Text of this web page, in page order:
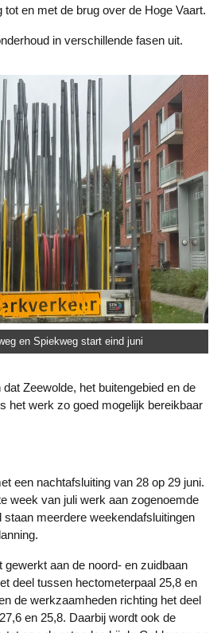
tot en met de brug over de Hoge Vaart.
in verschillende fasen uit.
en Spiekweg start eind juni
het werk zo goed mogelijk bereikbaar
week van juli werk aan zogenoemde
staan meerdere weekendafsluitingen
deel tussen hectometerpaal 25,8 en
de werkzaamheden richting het deel
en 25,8. Daarbij wordt ook de